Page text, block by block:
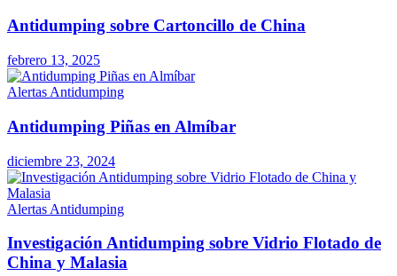
Antidumping sobre Cartoncillo de China
febrero 13, 2025
Alertas Antidumping
Antidumping Piñas en Almíbar
diciembre 23, 2024
Alertas Antidumping
Investigación Antidumping sobre Vidrio Flotado de
China y Malasia